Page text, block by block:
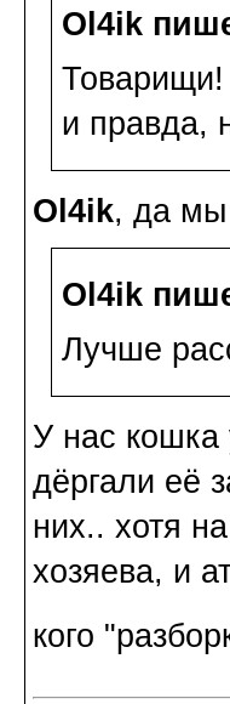
Ol4ik
Товарищи!
и правда,
Ol4ik, да
Ol4ik
Лучше
У нас кошка
дёргали её
них.. хотя
хозяева, и
кого